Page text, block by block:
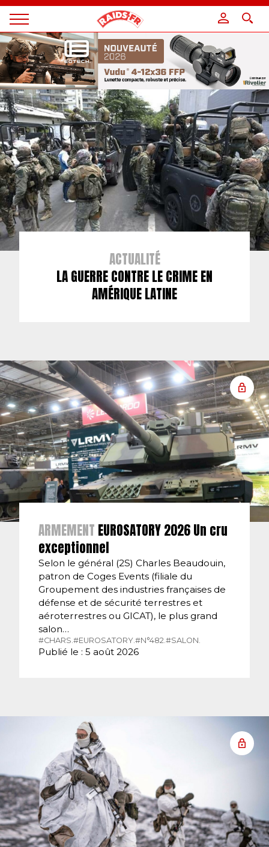
Magazine
Raids
ACTUALITÉ
LA GUERRE CONTRE LE CRIME EN
AMÉRIQUE LATINE
ARMEMENT EUROSATORY 2026 Un cru
exceptionnel
Selon le général (2S) Charles Beaudouin,
patron de Coges Events (filiale du
Groupement des industries françaises de
défense et de sécurité terrestres et
aéroterrestres ou GICAT), le plus grand
salon…
#CHARS. #EUROSATORY. #N°482. #SALON.
Publié le : 5 août 2026
Panneau de gestion des cookies